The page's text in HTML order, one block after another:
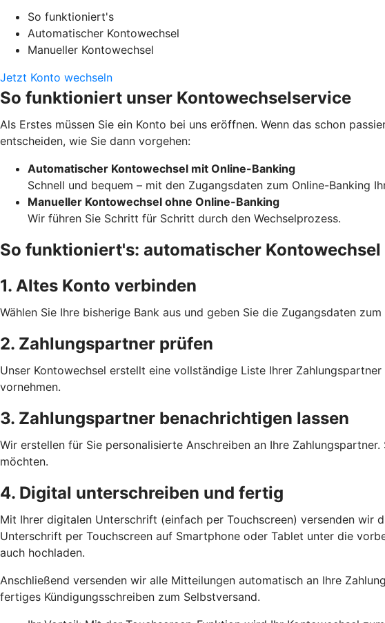
So funktioniert's
Automatischer Kontowechsel
Manueller Kontowechsel
Jetzt Konto wechseln
So funktioniert unser Kontowechselservice
Als Erstes müssen Sie ein Konto bei uns eröffnen. Wenn das schon
entscheiden, wie Sie dann vorgehen:
Automatischer Kontowechsel mit Online-Banking
Schnell und bequem – mit den Zugangsdaten zum Online-Banking
Manueller Kontowechsel ohne Online-Banking
Wir führen Sie Schritt für Schritt durch den Wechselprozess.
So funktioniert's: automatischer
1. Altes Konto verbinden
Wählen Sie Ihre bisherige Bank aus und geben Sie die Zugangsdaten
2. Zahlungspartner prüfen
Unser Kontowechsel erstellt eine vollständige Liste Ihrer
vornehmen.
3. Zahlungspartner benachrichtigen lassen
Wir erstellen für Sie personalisierte Anschreiben an Ihre
möchten.
4. Digital unterschreiben und fertig
Mit Ihrer digitalen Unterschrift (einfach per Touchscreen) versenden wir
Unterschrift per Touchscreen auf Smartphone oder Tablet unter die
auch hochladen.
Anschließend versenden wir alle Mitteilungen automatisch an Ihre
fertiges Kündigungsschreiben zum Selbstversand.